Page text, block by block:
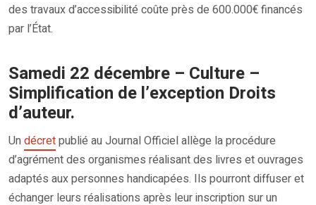
des travaux d’accessibilité coûte près de 600.000€ financés
par l’État.
Samedi 22 décembre – Culture –
Simplification de l’exception Droits
d’auteur.
Undécretpublié au Journal Officiel allège la procédure
d’agrément des organismes réalisant des livres et ouvrages
adaptés aux personnes handicapées. Ils pourront diffuser et
échanger leurs réalisations après leur inscription sur un